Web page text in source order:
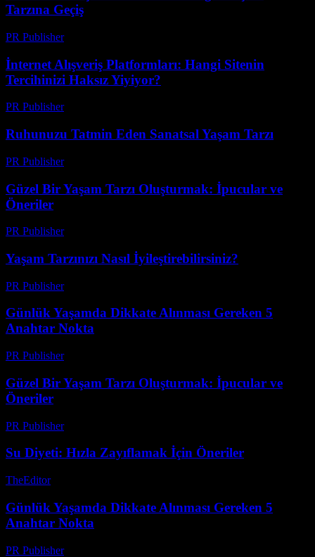
Tarzına Geçiş
PR Publisher-
İnternet Alışveriş Platformları: Hangi Sitenin
Tercihinizi Haksız Yiyiyor?
PR Publisher-
Ruhunuzu Tatmin Eden Sanatsal Yaşam Tarzı
PR Publisher-
Güzel Bir Yaşam Tarzı Oluşturmak: İpucular ve
Öneriler
PR Publisher-
Yaşam Tarzınızı Nasıl İyileştirebilirsiniz?
PR Publisher-
Günlük Yaşamda Dikkate Alınması Gereken 5
Anahtar Nokta
PR Publisher-
Güzel Bir Yaşam Tarzı Oluşturmak: İpucular ve
Öneriler
PR Publisher-
Su Diyeti: Hızla Zayıflamak İçin Öneriler
TheEditor-
Günlük Yaşamda Dikkate Alınması Gereken 5
Anahtar Nokta
PR Publisher-